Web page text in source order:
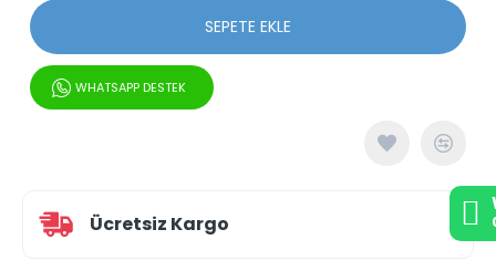
SEPETE EKLE
WHATSAPP DESTEK
Ücretsiz Kargo